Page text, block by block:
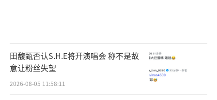
田馥甄否认S.H.E将开演唱会 称不是故
意让粉丝失望
2026-08-05 11:58:11